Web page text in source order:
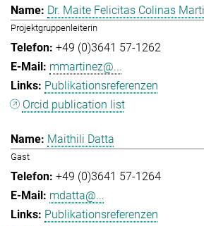
Dr. Maite Felicitas Colinas
Projektgruppenleiterin
+49 (0)3641 57-1262
mmartinez@...
Publikationsreferenzen
Orcid publication list
Maithili Datta
Gast
+49 (0)3641 57-1264
mdatta@...
Publikationsreferenzen